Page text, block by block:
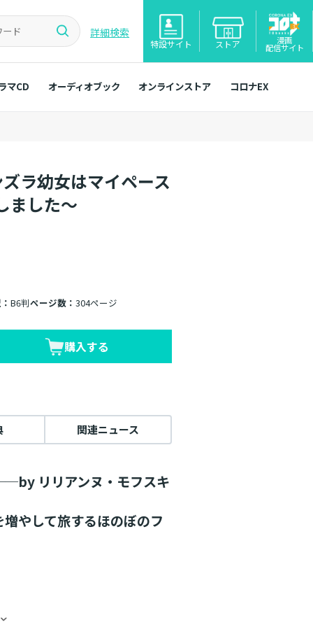
詳細検索
特設サイト ストア 漫画
配信サイト
マCD オーディオブック オンラインストア コロナEX
ラ幼女はマイペース
ました～
B6判ページ数：304ページ
購入する
関連ニュース
リリアンヌ・モフスキ
やして旅するほのぼのフ